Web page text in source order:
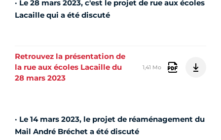
· Le 28 mars 2023, c'est le projet de rue aux écoles
Lacaille qui a été discuté
Retrouvez la présentation de
la rue aux écoles Lacaille du
28 mars 2023
1,41 Mo
· Le 14 mars 2023, le projet de réaménagement du
Mail André Bréchet a été discuté